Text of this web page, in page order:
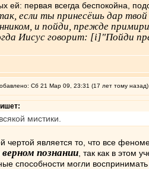
ей: первая всегда беспокойна,
если ты принесёшь дар
и пойди, прежде
Иисус говорит: [i]"Пойди
Сб 21 Мар 09, 23:31 (17 лет тому назад)
мистики.
чертой является то, что все
верном познании , так как в этом
способности могли